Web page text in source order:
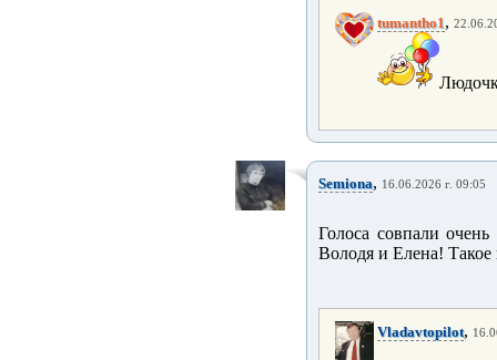
tumantho1,
Semiona, 16.06.2026 г. 09:05
Голоса совпали
Володя и Елена! Такое
Vladavtopilot,